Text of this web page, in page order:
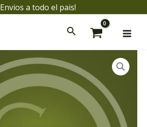
Envios a todo el pais!